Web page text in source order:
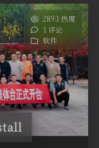
2893 热度
1 评论
软件